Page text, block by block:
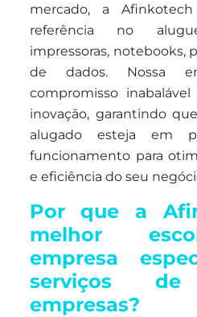
mercado, a
referência no
impressoras, notebooks,
de dados. Nossa
compromisso
inovação, garantindo
alugado esteja em
funcionamento para
e eficiência do seu
Por que a
melhor
empresa
serviços
empresas?